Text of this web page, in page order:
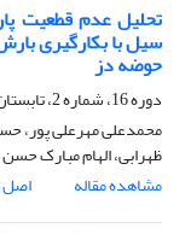
تحلیل عدم قطعیت
حوضه دز
دوره 16، شماره 2، تابستان 1399، صفحه
محمدعلی مهرعلی پور،
ظهرابی، الهام مبارک حسن
مشاهده مقاله
اصل